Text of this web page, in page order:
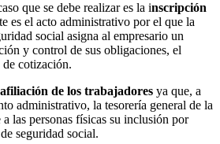
que se debe realizar es la inscripción
es el acto administrativo por el que la
social asigna al empresario un
y control de sus obligaciones, el
cotización.
afiliación de los trabajadores ya que, a
administrativo, la tesorería general de la
las personas físicas su inclusión por
seguridad social.